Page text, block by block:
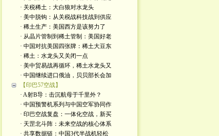
· 关税稀土：大白狼对水龙头
· 美中脱钩：从关税战科技战到供应
· 稀土生产：美国西方是该努力了
· 从晶片管制到稀土管制：美国好老
· 中国对抗美国四张牌：稀土大豆东
· 稀土：水龙头又关闭一点
· 美中贸易战再循环，稀土水龙头又
· 中国继续进口俄油，贝贝部长会加
【印巴57空战】
· A射B导：击沉航母于千里外？
· 中国预警机系列与中国空军协同作
· 印巴空战复盘：一体化空战，新买
· 天罡北斗阵：未来空战的核心体系
· 共享数据链：中国3代半战机轻松